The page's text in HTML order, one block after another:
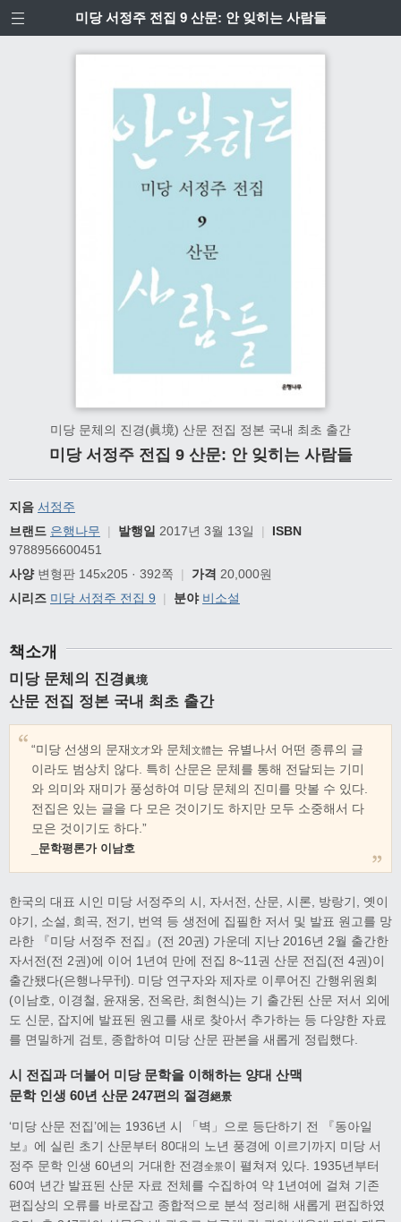
미당 서정주 전집 9 산문: 안 잊히는 사람들
미당 문체의 진경(眞境) 산문 전집 정본 국내 최초 출간
미당 서정주 전집 9 산문: 안 잊히는 사람들
지음 서정주
브랜드 은행나무 | 발행일 2017년 3월 13일 |
ISBN
9788956600451
사양변형판 145x205 · 392쪽 | 가격 20,000원
시리즈 미당 서정주 전집 9 | 분야 비소설
책소개
미당 문체의 진경 眞境
산문 전집 정본 국내 최초 출간
“미당 선생의 문재文才와 문체文體는 유별나서 어떤 종류의 글
이라도 범상치 않다. 특히 산문은 문체를 통해 전달되는 기미
와 의미와 재미가 풍성하여 미당 문체의 진미를 맛볼 수 있다.
전집은 있는 글을 다 모은 것이기도 하지만 모두 소중해서 다
모은 것이기도 하다.”
문학평론가 이남호
한국의 대표 시인 미당 서정주의 시, 자서전, 산문, 시론, 방랑기, 옛이
야기, 소설, 희곡, 전기, 번역 등 생전에 집필한 저서 및 발표 원고를 망
라한 『미당 서정주 전집』(전 20권) 가운데 지난 2016년 2월 출간한
자서전(전 2권)에 이어 1년여 만에 전집 8~11권 산문 전집(전 4권)이
출간됐다(은행나무刊). 미당 연구자와 제자로 이루어진 간행위원회
(이남호, 이경철, 윤재웅, 전옥란, 최현식)는 기 출간된 산문 저서 외에
도 신문, 잡지에 발표된 원고를 새로 찾아서 추가하는 등 다양한 자료
를 면밀하게 검토, 종합하여 미당 산문 판본을 새롭게 정립했다.
시 전집과 더불어 미당 문학을 이해하는 양대 산맥
문학 인생 60년 산문 247편의 절경絕景
‘미당 산문 전집’에는 1936년 시 「벽」으로 등단하기 전 『동아일
보』에 실린 초기 산문부터 80대의 노년 풍경에 이르기까지 미당 서
정주 문학 인생 60년의 거대한 전경全景이 펼쳐져 있다. 1935년부터
60여 년간 발표된 산문 자료 전체를 수집하여 약 1년여에 걸쳐 기존
편집상의 오류를 바로잡고 종합적으로 분석 정리해 새롭게 편집하였